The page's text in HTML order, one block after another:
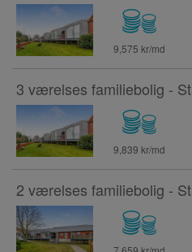
9,575 kr/md
3 værelses familiebolig -
9,839 kr/md
2 værelses familiebolig -